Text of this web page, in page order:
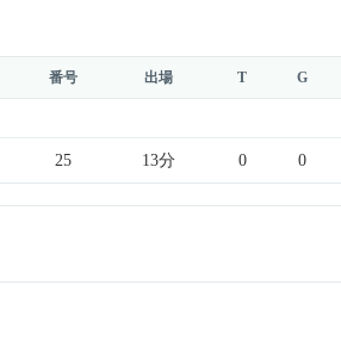
番号 出場 T G
25 13分 0 0